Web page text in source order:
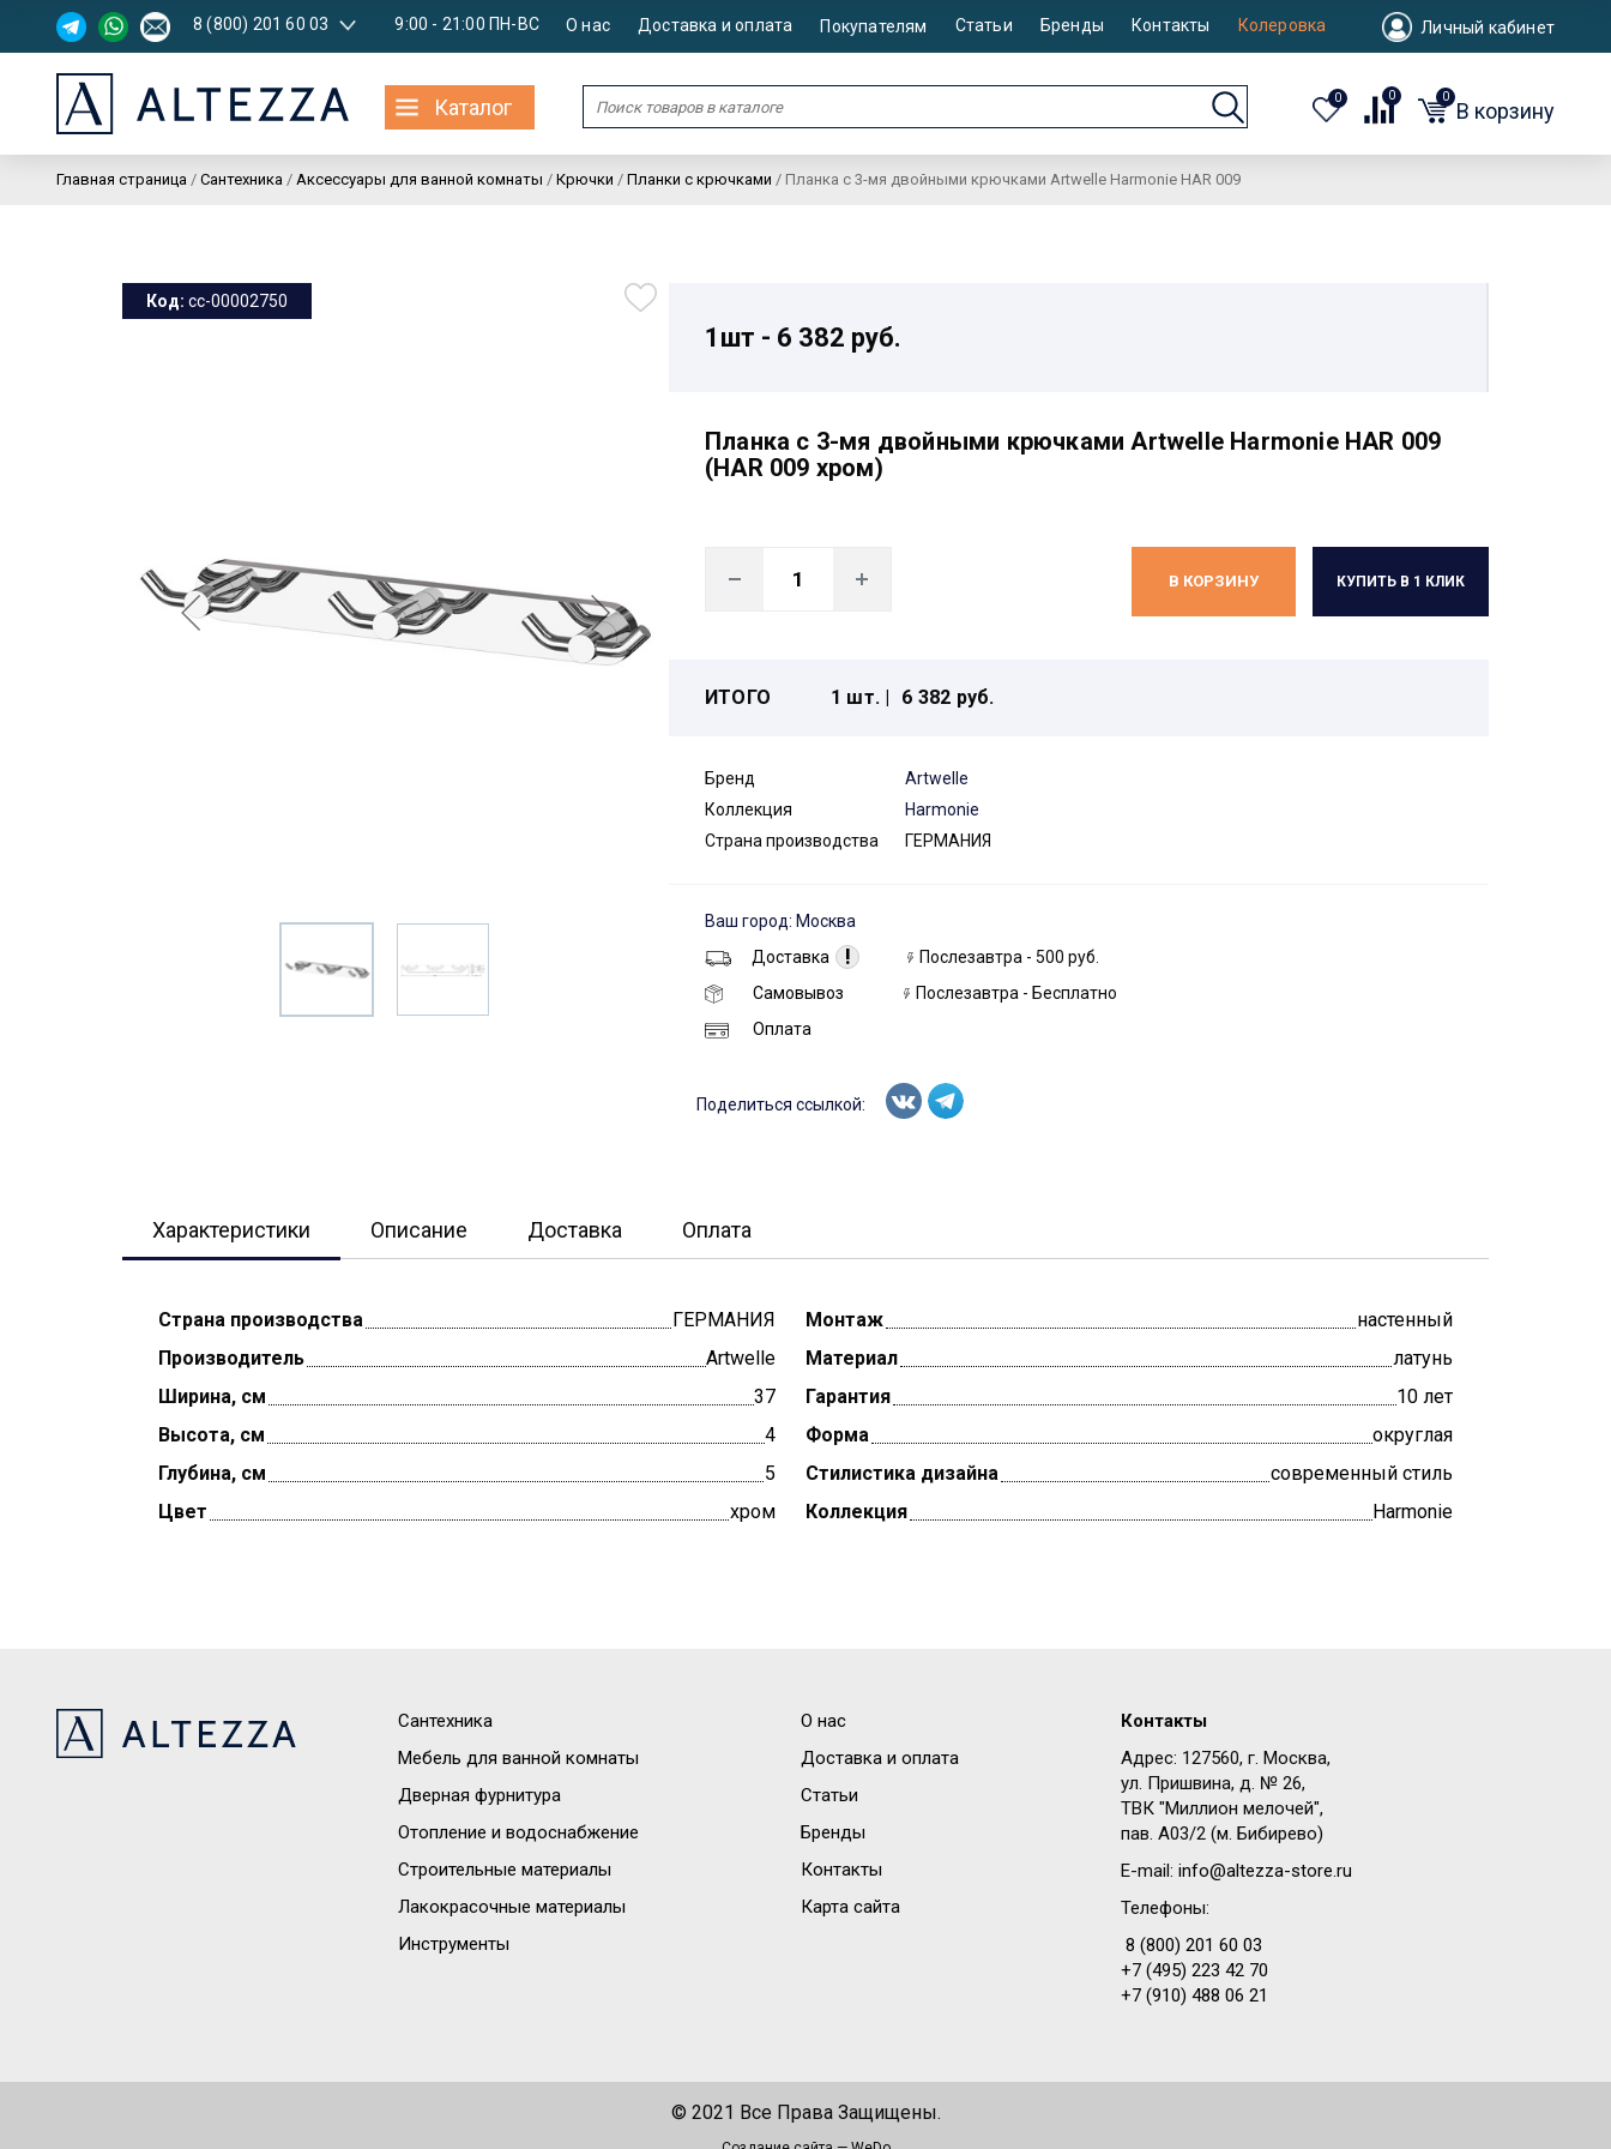
8 (800) 201 60 03 9:00 - 21:00 ПН-ВС О нас Доставка и оплата Покупателям Статьи Бренды Контакты Колеровка Личный кабинет
Каталог 0 0 0
В корзину
Главная страница / Сантехника / Аксессуары для ванной комнаты / Крючки / Планки с крючками / Планка с 3-мя двойными крючками Artwelle Harmonie HAR 009
Код: cc-00002750
1шт - 6 382 руб.
Планка с 3-мя двойными крючками Artwelle Harmonie HAR 009
(HAR 009 хром)
В КОРЗИНУ КУПИТЬ В 1 КЛИК
ИТОГО 1 шт. | 6 382 руб.
Бренд
Artwelle
Коллекция
Harmonie
Страна производства
ГЕРМАНИЯ
Ваш город: Москва
Доставка
!
Послезавтра - 500 руб.
Самовывоз
Послезавтра - Бесплатно
Оплата
Поделиться ссылкой:
Характеристики Описание Доставка Оплата
Страна производства
ГЕРМАНИЯ
Производитель
Artwelle
Ширина, см
37
Высота, см
4
Глубина, см
5
Цвет
хром
Монтаж
настенный
Материал
латунь
Гарантия
10 лет
Форма
округлая
Стилистика дизайна
современный стиль
Коллекция
Harmonie
Сантехника
Мебель для ванной комнаты
Дверная фурнитура
Отопление и водоснабжение
Строительные материалы
Лакокрасочные материалы
Инструменты
О нас
Доставка и оплата
Статьи
Бренды
Контакты
Карта сайта
Контакты
Адрес: 127560, г. Москва,
ул. Пришвина, д. № 26,
ТВК "Миллион мелочей",
пав. A03/2 (м. Бибирево)
E-mail: info@altezza-store.ru
Телефоны:
8 (800) 201 60 03
+7 (495) 223 42 70
+7 (910) 488 06 21
© 2021 Все Права Защищены.